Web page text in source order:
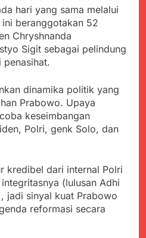
Perkembangan
Terbaru Kasus Dago
Elos
Juli 20, 2024
Kejaksaan Negeri Kab
Sukabumi didesak usut
Tuntas Dugaan
penyelewengan
Juli 19, 2024
Inspektorat Kab,
Sukabumi
menyalahgunakan
Anggaran Thn 2023.
Juli 19, 2024
Sambut Tahun Ajaran
Baru, Satgas Yonif
310/KK Ajak Pelajar
2023 Kab.Sukabumi
Sebesar Rp 31 Miliar
Juli 16, 2024
Ketua DPD JWI
Sukabumi Raya
Ingatkan Pentingnya
hari yang sama melalui
beranggotakan 52
Chryshnanda
Sigit sebagai pelindung
penasihat.
dinamika politik yang
Prabowo. Upaya
keseimbangan
Polri, genk Solo, dan
kredibel dari internal Polri
(lulusan Adhi
jadi sinyal kuat Prabowo
reformasi secara